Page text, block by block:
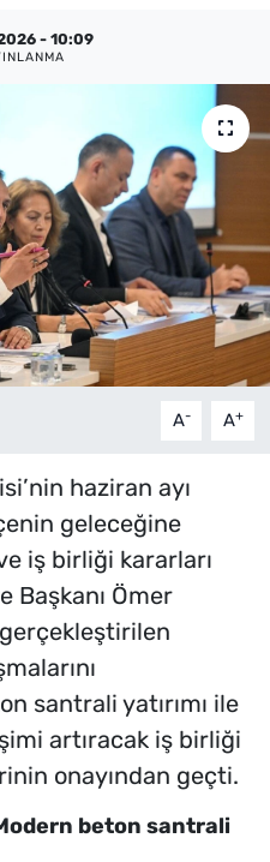
- 10:09
A- A+
haziran ayı
geleceğine
iş birliği kararları
Başkanı Ömer
gerçekleştirilen
santrali yatırımı ile
artıracak iş birliği
onayından geçti.
beton santrali